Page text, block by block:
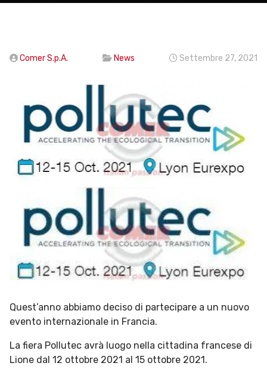
Comer S.p.A. News Settembre 27, 2021
Quest’anno abbiamo deciso di partecipare a un nuovo
evento internazionale in Francia.
La fiera Pollutec avrà luogo nella cittadina francese di
Lione dal 12 ottobre 2021 al 15 ottobre 2021.